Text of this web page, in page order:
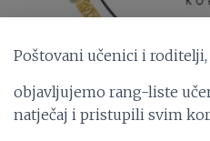
Poštovani učenici i roditelji,
objavljujemo rang-liste
natječaj i pristupili svim